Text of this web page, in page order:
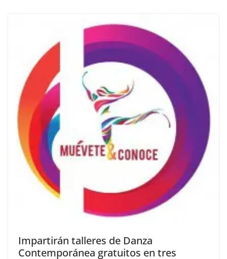
Impartirán talleres de Danza
Contemporánea gratuitos en tres